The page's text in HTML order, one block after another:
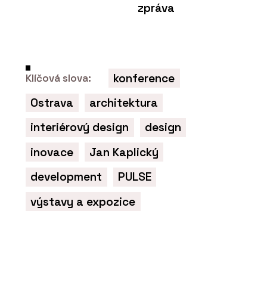
EFEKTA – obkladový
všech detailů
zpráva
Klíčová slova:
konference
Ostrava
architektura
interiérový design
design
inovace
Jan Kaplický
development
PULSE
výstavy a expozice